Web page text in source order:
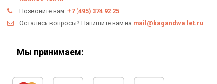
Политика конфиденциальности